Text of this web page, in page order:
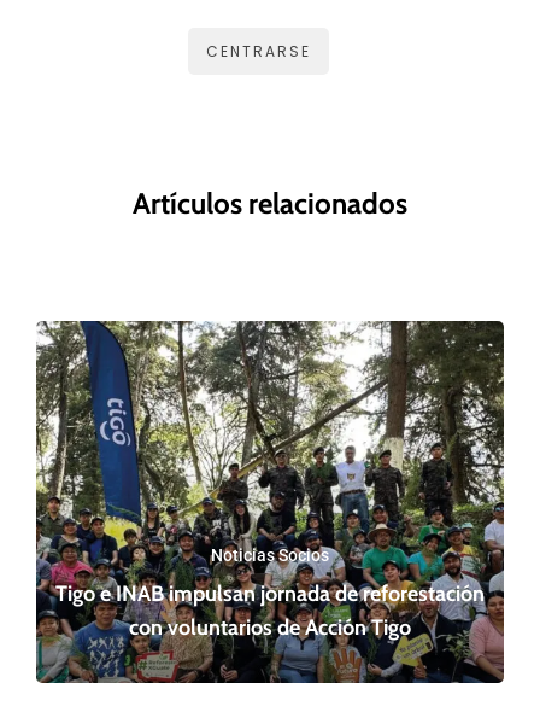
CENTRARSE
Artículos relacionados
Noticias Socios
Tigo e INAB impulsan jornada de reforestación
con voluntarios de Acción Tigo